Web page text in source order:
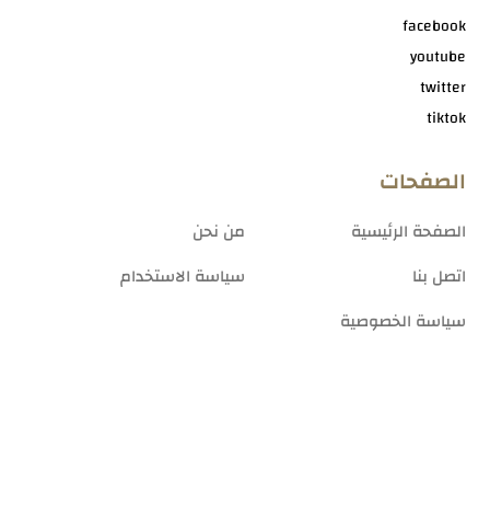
الصفحات
الصفحة الرئيسية
من نحن
اتصل بنا
سياسة الاستخدام
سياسة الخصوصية
facebook
youtube
twitter
tiktok